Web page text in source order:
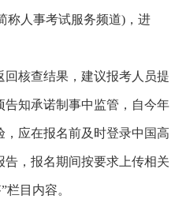
称人事考试服务频道)，进
回核查结果，建议报考人员提
知承诺制事中监管，自今年
应在报名前及时登录中国高
，报名期间按要求上传相关
目内容。